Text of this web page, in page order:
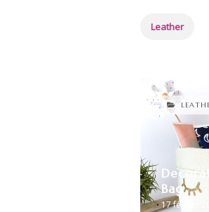
Leather
17 février
Bag